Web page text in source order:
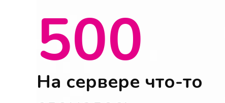
500
На сервере что-то